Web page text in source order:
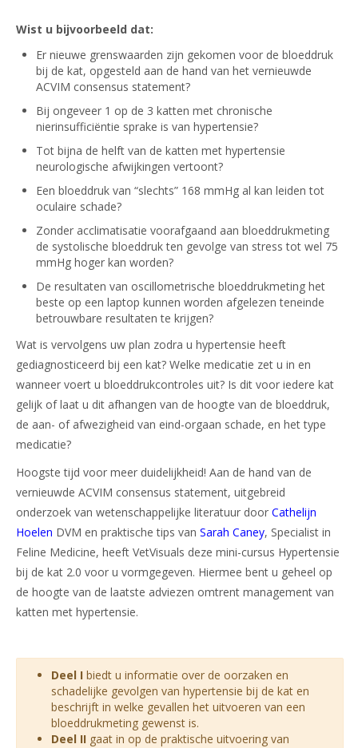
Wist u bijvoorbeeld dat:
Er nieuwe grenswaarden zijn gekomen voor de bloeddruk
bij de kat, opgesteld aan de hand van het vernieuwde
ACVIM consensus statement?
Bij ongeveer 1 op de 3 katten met chronische
nierinsufficiëntie sprake is van hypertensie?
Tot bijna de helft van de katten met hypertensie
neurologische afwijkingen vertoont?
Een bloeddruk van “slechts” 168 mmHg al kan leiden tot
oculaire schade?
Zonder acclimatisatie voorafgaand aan bloeddrukmeting
de systolische bloeddruk ten gevolge van stress tot wel 75
mmHg hoger kan worden?
De resultaten van oscillometrische bloeddrukmeting het
beste op een laptop kunnen worden afgelezen teneinde
betrouwbare resultaten te krijgen?
Wat is vervolgens uw plan zodra u hypertensie heeft
gediagnosticeerd bij een kat? Welke medicatie zet u in en
wanneer voert u bloeddrukcontroles uit? Is dit voor iedere kat
gelijk of laat u dit afhangen van de hoogte van de bloeddruk,
de aan- of afwezigheid van eind-orgaan schade, en het type
medicatie?
Hoogste tijd voor meer duidelijkheid! Aan de hand van de
vernieuwde ACVIM consensus statement, uitgebreid
onderzoek van wetenschappelijke literatuur door Cathelijn
Hoelen DVM en praktische tips van Sarah Caney, Specialist in
Feline Medicine, heeft VetVisuals deze mini-cursus Hypertensie
bij de kat 2.0 voor u vormgegeven. Hiermee bent u geheel op
de hoogte van de laatste adviezen omtrent management van
katten met hypertensie.
Deel I biedt u informatie over de oorzaken en
schadelijke gevolgen van hypertensie bij de kat en
beschrijft in welke gevallen het uitvoeren van een
bloeddrukmeting gewenst is.
Deel II gaat in op de praktische uitvoering van